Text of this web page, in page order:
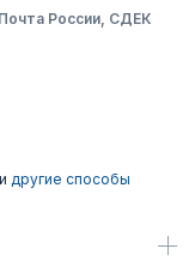
Почта России, СДЕК
другие способы